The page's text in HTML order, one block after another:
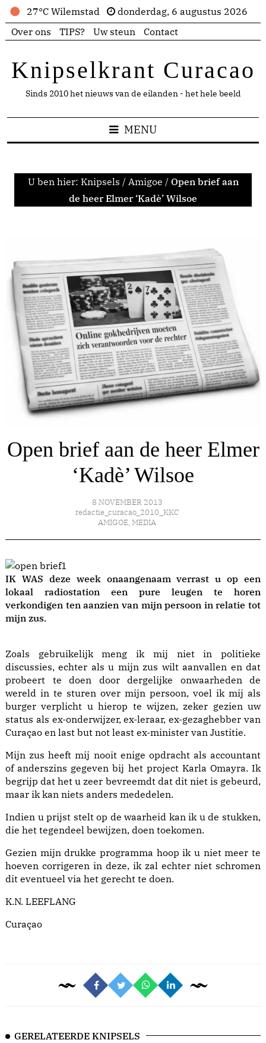
27°C Wilemstad
donderdag, 6 augustus 2026
Over ons
TIPS? Uw steun Contact
Knipselkrant Curacao
Sinds 2010 het nieuws van de eilanden - het hele beeld
MENU
U ben hier: Knipsels / Amigoe / Open brief aan
de heer Elmer ‘Kadè’ Wilsoe
Open brief aan de heer Elmer
‘Kadè’ Wilsoe
8 NOVEMBER 2013
redactie_curacao_2010_KKC
AMIGOE, MEDIA
IK WAS deze week onaangenaam verrast u op een
lokaal radiostation een pure leugen te horen
verkondigen ten aanzien van mijn persoon in relatie tot
mijn zus.
Zoals gebruikelijk meng ik mij niet in politieke
discussies, echter als u mijn zus wilt aanvallen en dat
probeert te doen door dergelijke onwaarheden de
wereld in te sturen over mijn persoon, voel ik mij als
burger verplicht u hierop te wijzen, zeker gezien uw
status als ex-onderwijzer, ex-leraar, ex-gezaghebber van
Curaçao en last but not least ex-minister van Justitie.
Mijn zus heeft mij nooit enige opdracht als accountant
of anderszins gegeven bij het project Karla Omayra. Ik
begrijp dat het u zeer bevreemdt dat dit niet is gebeurd,
maar ik kan niets anders mededelen.
Indien u prijst stelt op de waarheid kan ik u de stukken,
die het tegendeel bewijzen, doen toekomen.
Gezien mijn drukke programma hoop ik u niet meer te
hoeven corrigeren in deze, ik zal echter niet schromen
dit eventueel via het gerecht te doen.
K.N. LEEFLANG
Curaçao
GERELATEERDE KNIPSELS